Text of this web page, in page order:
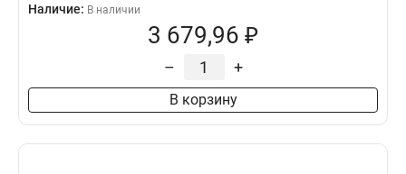
Наличие: В наличии
3 679,96 ₽
– +
В корзину